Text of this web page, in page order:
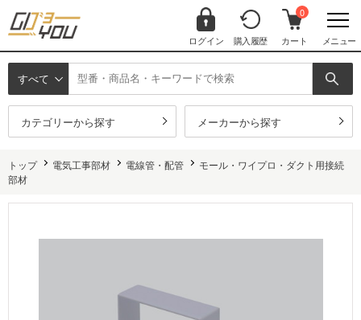
ログイン 購入履歴
0
カート メニュー
すべて
カテゴリーから探す メーカーから探す
トップ 電気工事部材 電線管・配管
モール・ワイプロ・ダクト用接続
部材